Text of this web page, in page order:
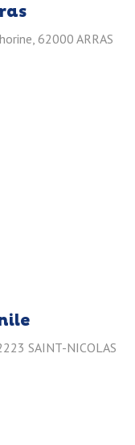
62000 ARRAS
SAINT-NICOLAS